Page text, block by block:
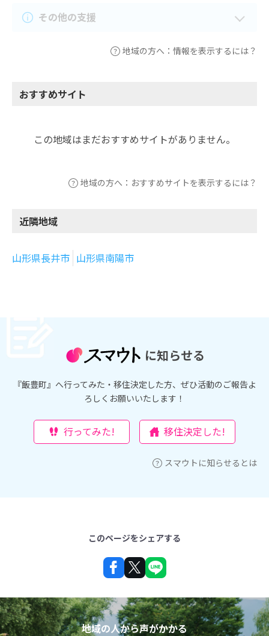
その他の支援
地域の方へ：情報を表示するには？
おすすめサイト
この地域はまだおすすめサイトがありません。
地域の方へ：おすすめサイトを表示するには？
近隣地域
山形県長井市 山形県南陽市
に知らせる
『飯豊町』へ行ってみた・移住決定した方、ぜひ活動のご報告よ
ろしくお願いいたします！
行ってみた! 移住決定した!
スマウトに知らせるとは
このページをシェアする
地域の人から声がかかる